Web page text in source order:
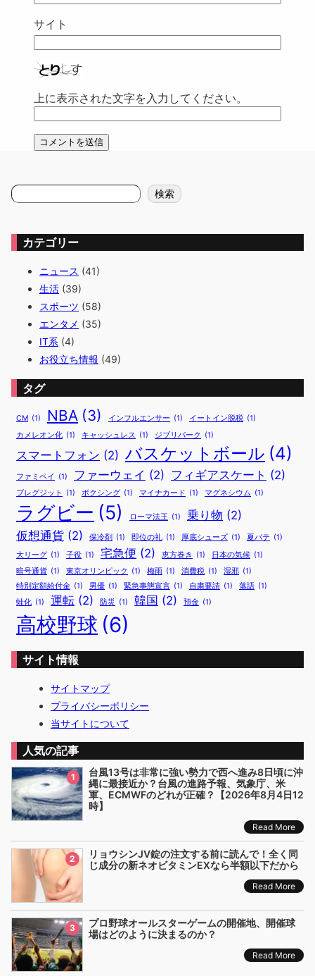
サイト
上に表示された文字を入力してください。
検
索
検索
カテゴリー
ニュース (41)
生活 (39)
スポーツ (58)
エンタメ (35)
IT系 (4)
お役立ち情報 (49)
タグ
CM (1) NBA (3) インフルエンサー (1) イートイン脱税 (1)
カメレオン化 (1) キャッシュレス (1) ジブリパーク (1)
スマートフォン (2) バスケットボール (4)
ファミペイ (1) ファーウェイ (2) フィギアスケート (2)
ブレグジット (1) ボクシング (1) マイナカード (1) マグネシウム (1)
ラグビー (5) ローマ法王 (1) 乗り物 (2)
仮想通貨 (2) 保冷剤 (1) 即位の礼 (1) 厚底シューズ (1) 夏バテ (1)
大リーグ (1) 子役 (1) 宅急便 (2) 恵方巻き (1) 日本の気候 (1)
暗号通貨 (1) 東京オリンピック (1) 梅雨 (1) 消費税 (1) 湿邪 (1)
特別定額給付金 (1) 男優 (1) 緊急事態宣言 (1) 自粛要請 (1) 落語 (1)
蛙化 (1) 運転 (2) 防災 (1) 韓国 (2) 預金 (1)
高校野球 (6)
サイト情報
サイトマップ
プライバシーポリシー
当サイトについて
人気の記事
1
台風13号は非常に強い勢力で西へ進み8日頃に沖
縄に最接近か？台風の進路予報、気象庁、米
軍、ECMWFのどれが正確？【2026年8月4日12
時】
Read More
2
リョウシンJV錠の注文する前に読んで！全く同
じ成分の新ネオビタミンEXなら半額以下だから
Read More
3
プロ野球オールスターゲームの開催地、開催球
場はどのように決まるのか？
Read More